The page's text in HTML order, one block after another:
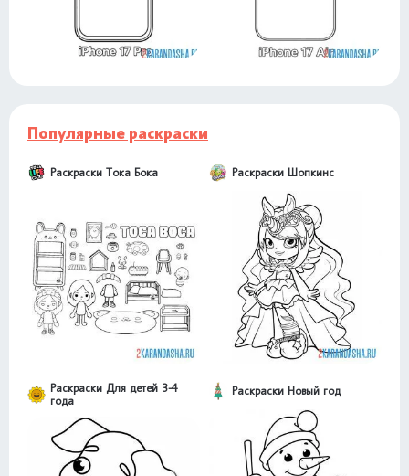
Популярные раскраски
Раскраски Тока Бока Раскраски Шопкинс
Раскраски Для детей 3-4
года
Раскраски Новый год